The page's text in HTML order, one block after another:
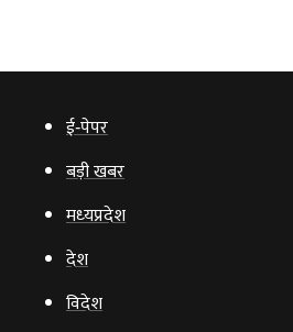
ई‑पेपर
बड़ी खबर
मध्‍यप्रदेश
देश
विदेश